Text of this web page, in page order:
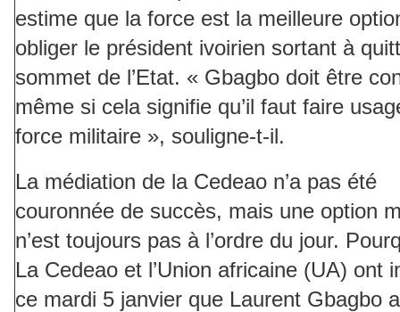
estime que la force est la meilleure
obliger le président ivoirien sortant à
sommet de l’Etat. « Gbagbo doit être
même si cela signifie qu’il faut faire
force militaire », souligne-t-il.
La médiation de la Cedeao n’a pas été
couronnée de succès, mais une option
n’est toujours pas à l’ordre du jour.
La Cedeao et l’Union africaine (UA) ont
ce mardi 5 janvier que Laurent Gbagbo a